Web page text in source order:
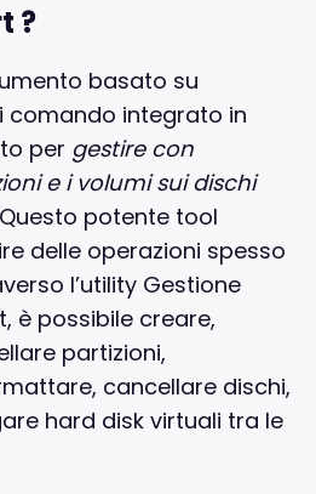
?
basato su
comando integrato in
per gestire con
e i volumi sui dischi
potente tool
delle operazioni spesso
l’utility Gestione
è possibile creare,
partizioni,
cancellare dischi,
hard disk virtuali tra le